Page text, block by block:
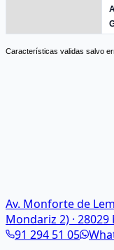
Características validas salvo
Av. Monforte de
Mondariz 2) ·
91 294 51 05